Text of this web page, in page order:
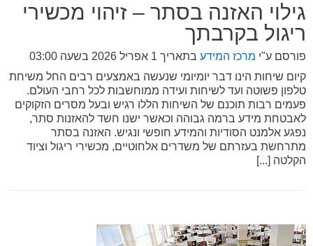
גילוי האזנה בסתר – זיהוי מכשירי
ריגול בקרבתך
פורסם ע"י מרכז המידע בתאריך 1 אפריל 2026 בשעה 03:00
קיום שיחות הינו דבר יומיומי שנעשה באמצעים רבים החל משיחת
טלפון פשוטה ועד לשיחות ועידה ממוחשבות לכל רחבי העולם.
פעמים רבות תוכנם של השיחות הללו רגיש ובעל מסרים הזקוקים
לאבטחת מידע ברמה גבוהה וכאשר ישנו חשד להאזנות סתר,
נפגע אלמנט הסודיות והמידע חופשי ונגיש. האזנה בסתר
מתרחשת בעזרתם של משדרים אלחוטיים, מכשירי ריגול וציוד
הקלטה [...]